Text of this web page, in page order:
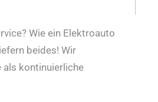
Wie ein Elektroauto
beides! Wir
als kontinuierliche